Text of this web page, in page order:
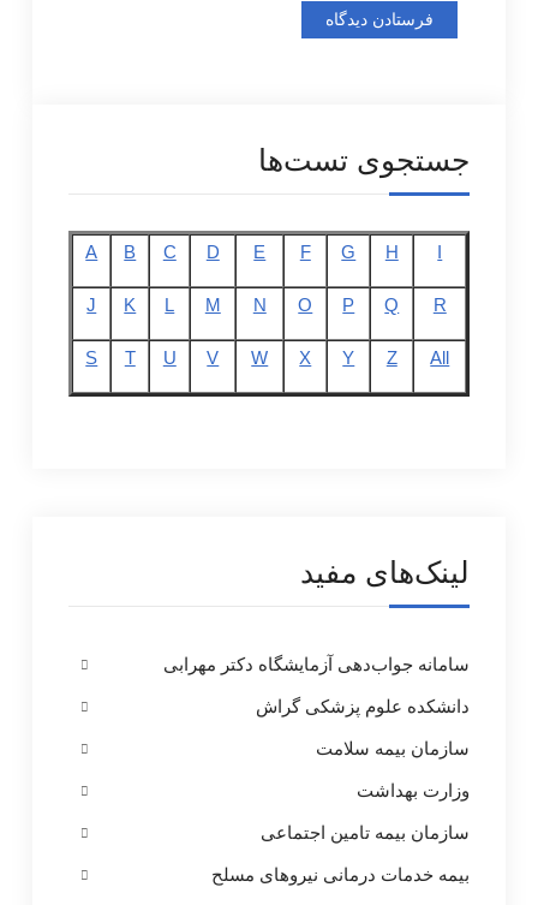
جستجوی تست‌ها
I
H
G
F
E
D
C
B
A
R
Q
P
O
N
M
L
K
J
All
Z
Y
X
W
V
U
T
S
لینک‌های مفید
سامانه جواب‌دهی آزمایشگاه دکتر مهرابی
دانشکده علوم پزشکی گراش
سازمان بیمه سلامت
وزارت بهداشت
سازمان بیمه تامین اجتماعی
بیمه خدمات درمانی نیروهای مسلح